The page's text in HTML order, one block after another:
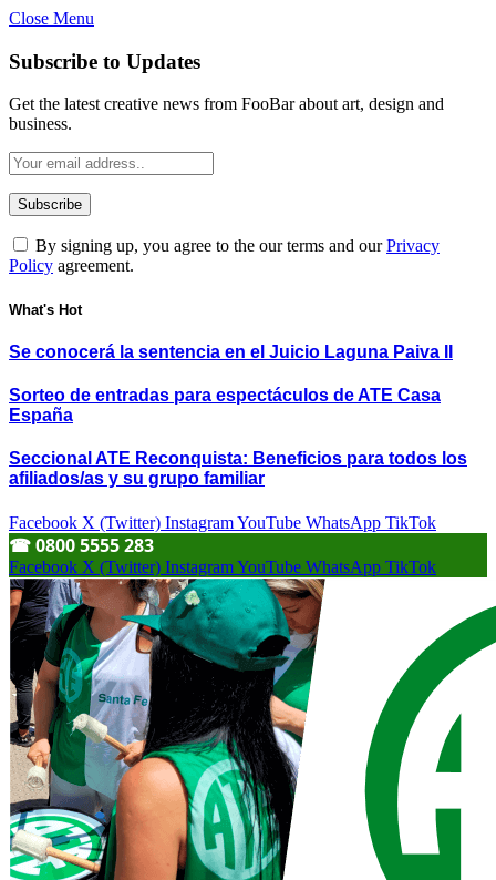
Close Menu
Subscribe to Updates
Get the latest creative news from FooBar about art, design and
business.
By signing up, you agree to the our terms and ourPrivacy
Policy agreement.
What's Hot
Se conocerá la sentencia en el Juicio Laguna Paiva II
Sorteo de entradas para espectáculos de ATE Casa
España
Seccional ATE Reconquista: Beneficios para todos los
afiliados/as y su grupo familiar
Facebook X (Twitter) InstagramYouTube WhatsApp TikTok
☎︎ 0800 5555 283
Facebook X (Twitter) InstagramYouTube WhatsApp TikTok